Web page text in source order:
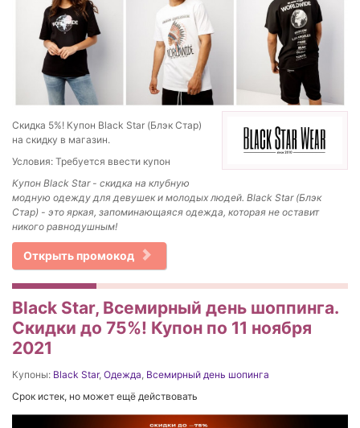
Скидка 5%! Купон Black Star (Блэк Стар)
на скидку в магазин.
Условия: Требуется ввести купон
Купон Black Star - скидка на клубную
модную одежду для девушек и молодых людей. Black Star (Блэк
Стар) - это яркая, запоминающаяся одежда, которая не оставит
никого равнодушным!
Открыть промокод
Black Star, Всемирный день шоппинга.
Скидки до 75%! Купон по 11 ноября
2021
Купоны: Black Star, Одежда Всемирный день шопинга
Срок истек, но может ещё действовать